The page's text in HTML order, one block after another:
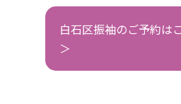
白石区振袖のご予約
＞